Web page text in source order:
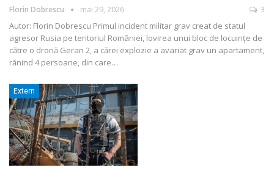
Florin Dobrescu mai 29, 2026 3
Autor: Florin Dobrescu Primul incident militar grav creat de statul
agresor Rusia pe teritoriul României, lovirea unui bloc de locuințe de
către o dronă Geran 2, a cărei explozie a avariat grav un apartament,
rănind 4 persoane, din care…
Extern